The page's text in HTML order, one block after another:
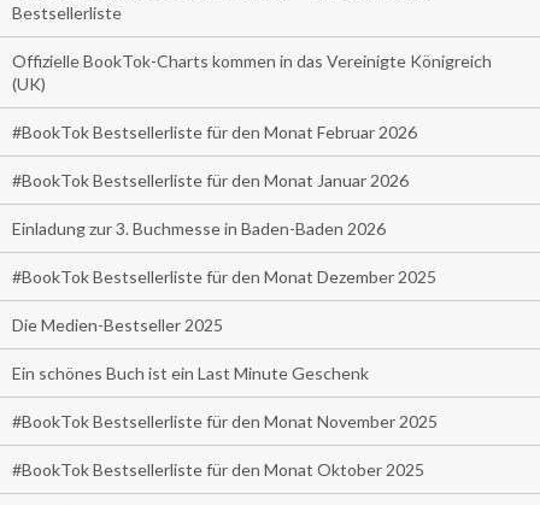
Bestsellerliste
Offizielle BookTok-Charts kommen in das Vereinigte Königreich
(UK)
#BookTok Bestsellerliste für den Monat Februar 2026
#BookTok Bestsellerliste für den Monat Januar 2026
Einladung zur 3. Buchmesse in Baden-Baden 2026
#BookTok Bestsellerliste für den Monat Dezember 2025
Die Medien-Bestseller 2025
Ein schönes Buch ist ein Last Minute Geschenk
#BookTok Bestsellerliste für den Monat November 2025
#BookTok Bestsellerliste für den Monat Oktober 2025